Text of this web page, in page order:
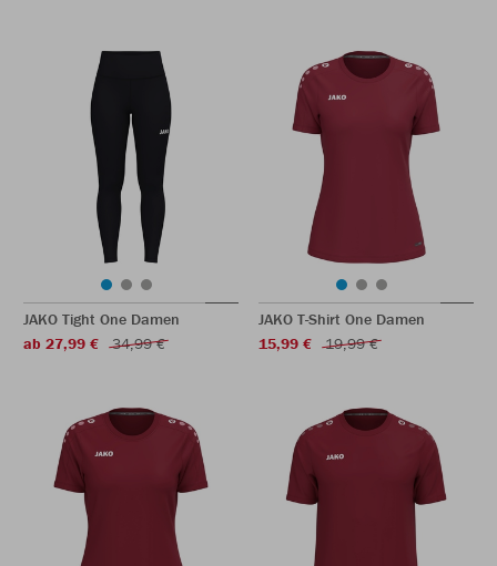
JAKO Tight One Damen
ab 27,99 €
34,99 €
JAKO T-Shirt One Damen
15,99 €
19,99 €